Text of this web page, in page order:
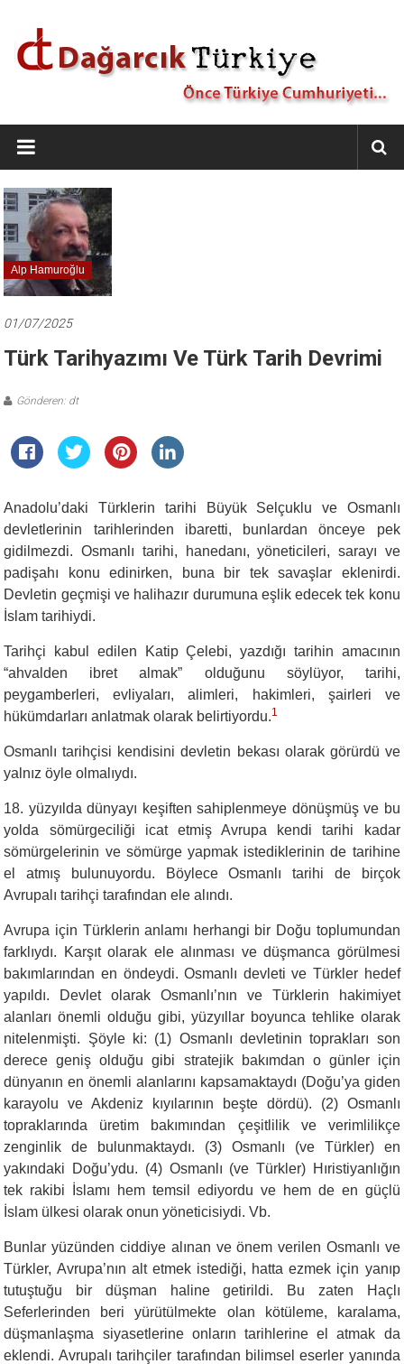
Dağarcık
Türkiye
Önce
Türkiye
Cumhuriyeti…
Alp Hamuroğlu
01/07/2025
Türk Tarihyazımı Ve Türk Tarih Devrimi
Gönderen: dt
Anadolu’daki Türklerin tarihi Büyük Selçuklu ve Osmanlı
devletlerinin tarihlerinden ibaretti, bunlardan önceye pek
gidilmezdi. Osmanlı tarihi, hanedanı, yöneticileri, sarayı ve
padişahı konu edinirken, buna bir tek savaşlar eklenirdi.
Devletin geçmişi ve halihazır durumuna eşlik edecek tek konu
İslam tarihiydi.
Tarihçi kabul edilen Katip Çelebi, yazdığı tarihin amacının
“ahvalden ibret almak” olduğunu söylüyor, tarihi,
peygamberleri, evliyaları, alimleri, hakimleri, şairleri ve
hükümdarları anlatmak olarak belirtiyordu.1
Osmanlı tarihçisi kendisini devletin bekası olarak görürdü ve
yalnız öyle olmalıydı.
18. yüzyılda dünyayı keşiften sahiplenmeye dönüşmüş ve bu
yolda sömürgeciliği icat etmiş Avrupa kendi tarihi kadar
sömürgelerinin ve sömürge yapmak istediklerinin de tarihine
el atmış bulunuyordu. Böylece Osmanlı tarihi de birçok
Avrupalı tarihçi tarafından ele alındı.
Avrupa için Türklerin anlamı herhangi bir Doğu toplumundan
farklıydı. Karşıt olarak ele alınması ve düşmanca görülmesi
bakımlarından en öndeydi. Osmanlı devleti ve Türkler hedef
yapıldı. Devlet olarak Osmanlı’nın ve Türklerin hakimiyet
alanları önemli olduğu gibi, yüzyıllar boyunca tehlike olarak
nitelenmişti. Şöyle ki: (1) Osmanlı devletinin toprakları son
derece geniş olduğu gibi stratejik bakımdan o günler için
dünyanın en önemli alanlarını kapsamaktaydı (Doğu’ya giden
karayolu ve Akdeniz kıyılarının beşte dördü). (2) Osmanlı
topraklarında üretim bakımından çeşitlilik ve verimlilikçe
zenginlik de bulunmaktaydı. (3) Osmanlı (ve Türkler) en
yakındaki Doğu’ydu. (4) Osmanlı (ve Türkler) Hıristiyanlığın
tek rakibi İslamı hem temsil ediyordu ve hem de en güçlü
İslam ülkesi olarak onun yöneticisiydi. Vb.
Bunlar yüzünden ciddiye alınan ve önem verilen Osmanlı ve
Türkler, Avrupa’nın alt etmek istediği, hatta ezmek için yanıp
tutuştuğu bir düşman haline getirildi. Bu zaten Haçlı
Seferlerinden beri yürütülmekte olan kötüleme, karalama,
düşmanlaşma siyasetlerine onların tarihlerine el atmak da
eklendi. Avrupalı tarihçiler tarafından bilimsel eserler yanında